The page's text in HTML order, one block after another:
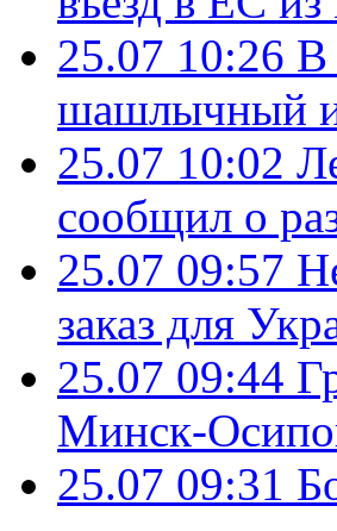
25.07 10:26 В
шашлычный
25.07 10:02
сообщил о
25.07 09:57
заказ для
25.07 09:44
Минск-
25.07 09:31